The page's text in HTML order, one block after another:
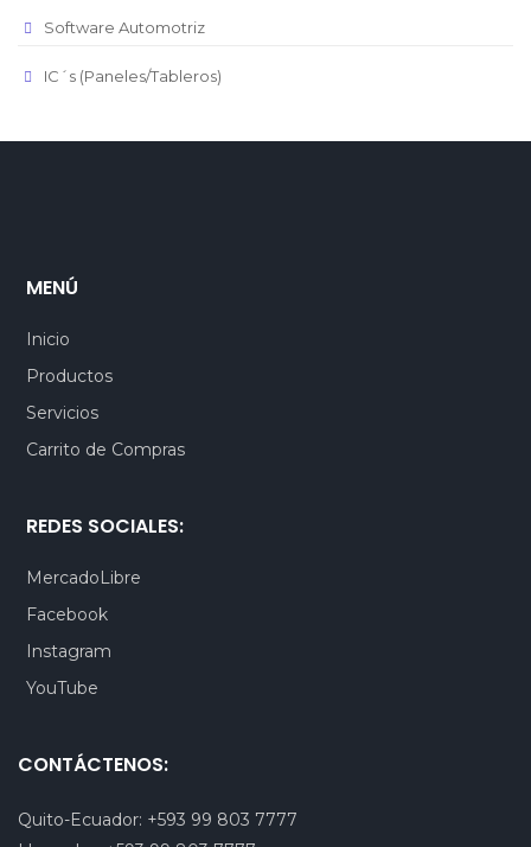
Software Automotriz
IC´s (Paneles/Tableros)
MENÚ
Inicio
Productos
Servicios
Carrito de Compras
REDES SOCIALES:
MercadoLibre
Facebook
Instagram
YouTube
CONTÁCTENOS:
Quito-Ecuador: +593 99 803 7777